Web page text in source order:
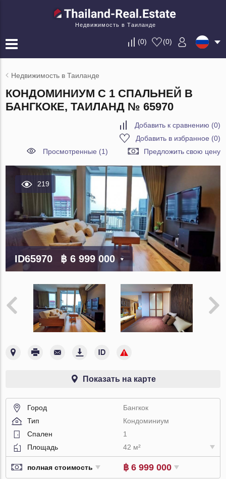
Недвижимость в Таиланде
(0) (0)
Недвижимость в Таиланде
КОНДОМИНИУМ С 1 СПАЛЬНЕЙ В
БАНГКОКЕ, ТАИЛАНД № 65970
Добавить к сравнению (0)
Добавить в избранное (0)
Просмотренные (1)
Предложить свою цену
219
ID65970 ฿ 6 999 000
Показать на карте
Город
Бангкок
Тип
Кондоминиум
Спален
1
Площадь
42 м²
полная стоимость ฿ 6 999 000